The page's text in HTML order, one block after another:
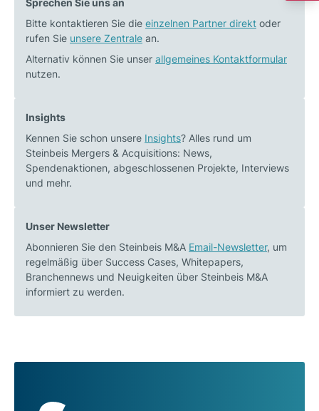
Sprechen Sie uns an
Bitte kontaktieren Sie die einzelnen Partner direkt oder
rufen Sie unsere Zentrale an.
Alternativ können Sie unser allgemeines Kontaktformular
nutzen.
Insights
Kennen Sie schon unsere Insights? Alles rund um
Steinbeis Mergers & Acquisitions: News,
Spendenaktionen, abgeschlossenen Projekte, Interviews
und mehr.
Unser Newsletter
Abonnieren Sie den Steinbeis M&A Email-Newsletter, um
regelmäßig über Success Cases, Whitepapers,
Branchennews und Neuigkeiten über Steinbeis M&A
informiert zu werden.